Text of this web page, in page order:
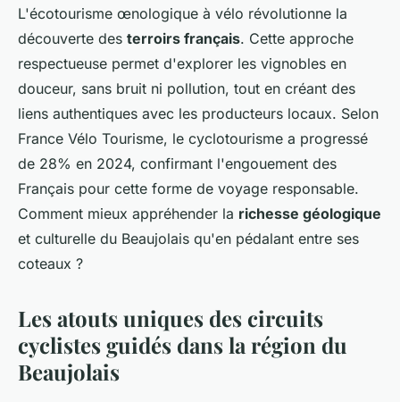
L'écotourisme œnologique à vélo révolutionne la
découverte des terroirs français. Cette approche
respectueuse permet d'explorer les vignobles en
douceur, sans bruit ni pollution, tout en créant des
liens authentiques avec les producteurs locaux. Selon
France Vélo Tourisme, le cyclotourisme a progressé
de 28% en 2024, confirmant l'engouement des
Français pour cette forme de voyage responsable.
Comment mieux appréhender la richesse géologique
et culturelle du Beaujolais qu'en pédalant entre ses
coteaux ?
Les atouts uniques des circuits
cyclistes guidés dans la région du
Beaujolais